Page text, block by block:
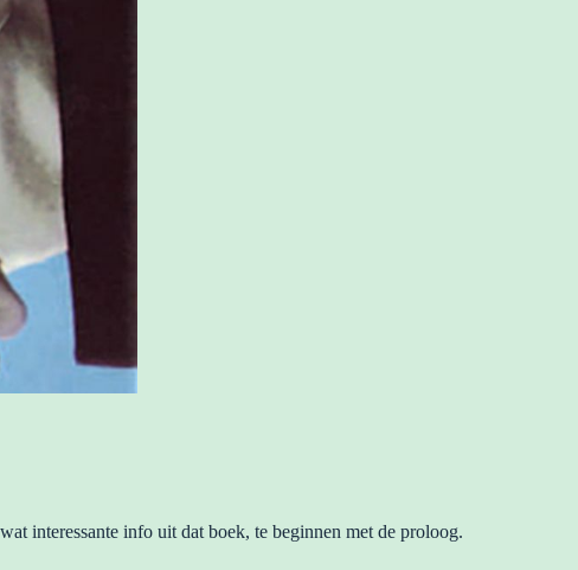
interessante info uit dat boek, te beginnen met de proloog.